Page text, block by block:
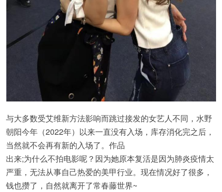
与大多数受艾维新方法影响而跳过接发的女艺人不同，水野
朝阳今年（2022年）以来一直没有入场，库存消化完之后，
当然就不会再有新的入场了。作品
出来;为什么不拍电影呢？因为她原本复活是因为肺炎疫情太
严重，无法从事自己热爱的美甲行业。现在情况好了很多，
钱也攒了，自然就离开了常春藤世界~